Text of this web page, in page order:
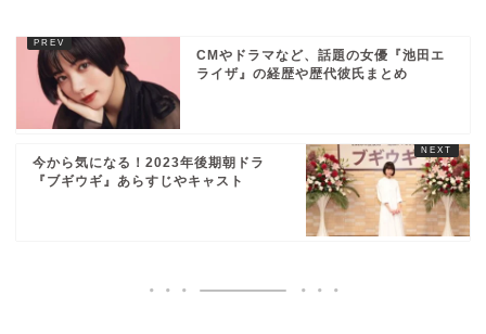
CMやドラマなど、話題の女優『池田エ
ライザ』の経歴や歴代彼氏まとめ
今から気になる！2023年後期朝ドラ
『ブギウギ』あらすじやキャスト